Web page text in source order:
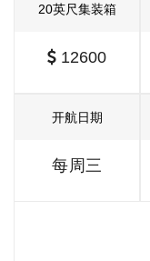
20英尺集装箱
12600
开航日期
每周三